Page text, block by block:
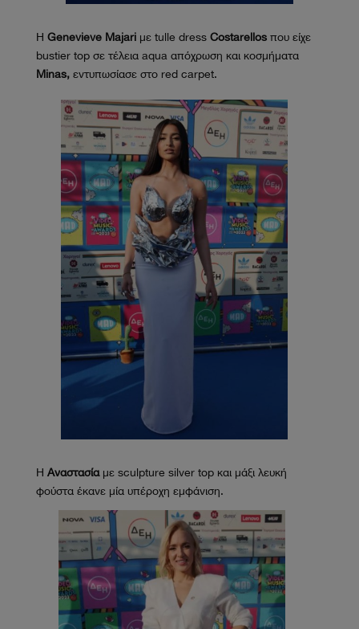
Η Genevieve Majariμε tulle dress Costarellosπου είχε
bustier top σε τέλεια aqua απόχρωση και κοσμήματα
Minas,εντυπωσίασε στο red carpet.
H Αναστασίαμε sculpture silver top και μάξι λευκή
φούστα έκανε μία υπέροχη εμφάνιση.